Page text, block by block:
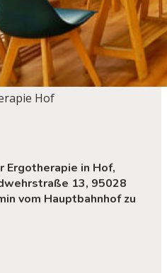
Hof
Ergotherapie in Hof,
13, 95028
vom Hauptbahnhof zu